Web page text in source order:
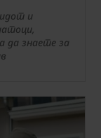
и
да знаете за